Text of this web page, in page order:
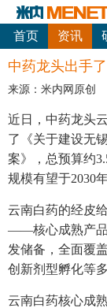
首页 资讯
中药龙头出手
来源：米内网原创
近日，中药龙头
了《关于建设无
案》，总预算约
规模有望于2030
云南白药的经皮
——核心成熟产品
发储备，全面覆
创新剂型孵化等
云南白药核心成